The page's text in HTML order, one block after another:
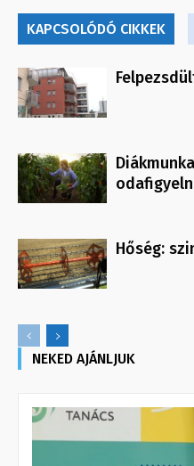
KAPCSOLÓDÓ CIKKEK
Hőség:
NEKED AJÁNLJUK